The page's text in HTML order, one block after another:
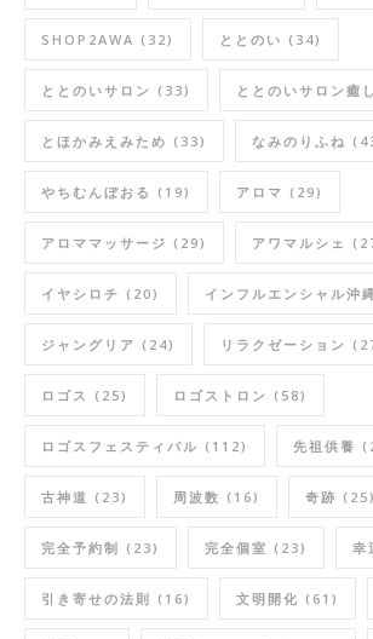
SHOP2AWA (32) ととのい (34)
ととのいサロン (33) ととのいサロン癒
とほかみえみため (33) なみのりふね
やちむんぼおる (19) アロマ (29)
アロママッサージ (29) アワマルシェ
イヤシロチ (20) インフルエンシャル沖
ジャングリア (24) リラクゼーション
ロゴス (25) ロゴストロン (58)
ロゴスフェスティバル (112) 先祖供養
古神道 (23) 周波数 (16) 奇跡 (25)
完全予約制 (23) 完全個室 (23) 幸
引き寄せの法則 (16) 文明開化 (61)